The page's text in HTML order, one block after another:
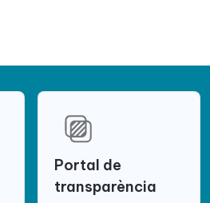
Portal de
transparència